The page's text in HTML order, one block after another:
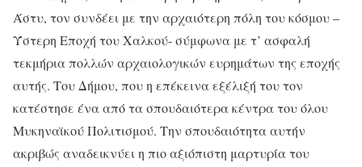
Άστυ, τον συνδέει με την αρχαιότερη πόλη του κόσμου –
Ύστερη Εποχή του Χαλκού- σύμφωνα με τ’ ασφαλή
τεκμήρια πολλών αρχαιολογικών ευρημάτων της εποχής
αυτής. Του Δήμου, που η επέκεινα εξέλιξή του τον
κατέστησε ένα από τα σπουδαιότερα κέντρα του όλου
Μυκηναϊκού Πολιτισμού. Την σπουδαιότητα αυτήν
ακριβώς αναδεικνύει η πιο αξιόπιστη μαρτυρία του